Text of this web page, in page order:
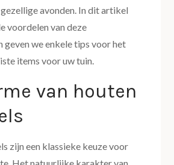
avonden. In dit artikel
voordelen van deze
geven we enkele tips voor het
items voor uw tuin.
van houten
zijn een klassieke keuze voor